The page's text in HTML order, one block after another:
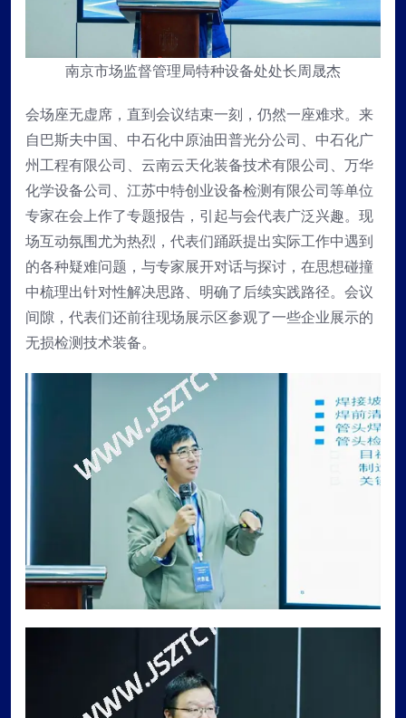
南京市场监督管理局特种设备处处长周晟杰
会场座无虚席，直到会议结束一刻，仍然一座难求。来
自巴斯夫中国、中石化中原油田普光分公司、中石化广
州工程有限公司、云南云天化装备技术有限公司、万华
化学设备公司、江苏中特创业设备检测有限公司等单位
专家在会上作了专题报告，引起与会代表广泛兴趣。现
场互动氛围尤为热烈，代表们踊跃提出实际工作中遇到
的各种疑难问题，与专家展开对话与探讨，在思想碰撞
中梳理出针对性解决思路、明确了后续实践路径。会议
间隙，代表们还前往现场展示区参观了一些企业展示的
无损检测技术装备。